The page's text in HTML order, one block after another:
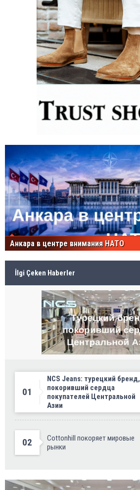
Анкара в центре внимания НАТО
İlgi Çeken Haberler
01
NCS Jeans: турецкий бренд,
покоривший сердца
покупателей Центральной
Азии
02
Cottonhill покоряет мировые
рынки